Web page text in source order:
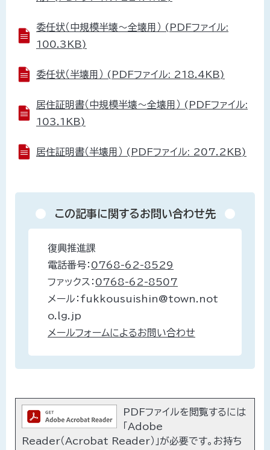
委任状（中規模半壊～全壊用） (PDFファイル:
100.3KB)
委任状（半壊用） (PDFファイル: 218.4KB)
居住証明書（中規模半壊～全壊用） (PDFファイル:
103.1KB)
居住証明書（半壊用） (PDFファイル: 207.2KB)
この記事に関するお問い合わせ先
復興推進課
電話番号： 0768-62-8529
ファックス： 0768-62-8507
メール：fukkousuishin@town.not
o.lg.jp
メールフォームによるお問い合わせ
PDFファイルを閲覧するには
「Adobe
Reader（Acrobat Reader）」が必要です。お持ち